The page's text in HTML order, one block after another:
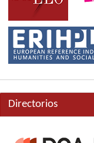
Directorios